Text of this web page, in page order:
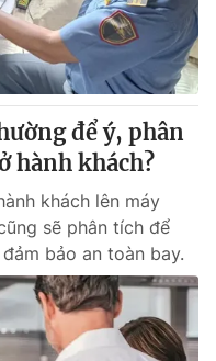
để ý, phân
hành khách?
khách lên máy
sẽ phân tích để
bảo an toàn bay.